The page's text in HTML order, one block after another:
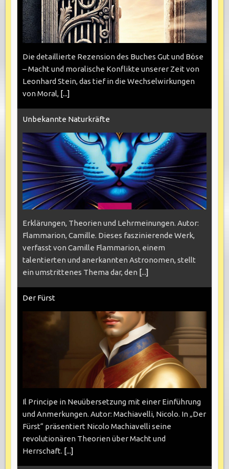
Die detaillierte Rezension des Buches Gut und Böse
– Macht und moralische Konflikte unserer Zeit von
Leonhard Stein, das tief in die Wechselwirkungen
von Moral, [...]
Unbekannte Naturkräfte
Erklärungen, Theorien und Lehrmeinungen. Autor:
Flammarion, Camille. Dieses faszinierende Werk,
verfasst von Camille Flammarion, einem
talentierten und anerkannten Astronomen, stellt
ein umstrittenes Thema dar, den [...]
Der Fürst
Il Principe in Neuübersetzung mit einer Einführung
und Anmerkungen. Autor: Machiavelli, Nicolo. In „Der
Fürst“ präsentiert Nicolo Machiavelli seine
revolutionären Theorien über Macht und
Herrschaft. [...]